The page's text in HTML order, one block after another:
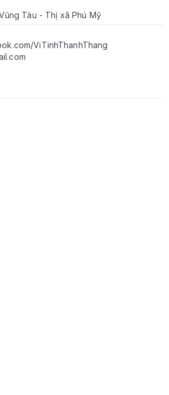
Tàu - Thị xã Phú Mỹ
ViTinhThanhThang